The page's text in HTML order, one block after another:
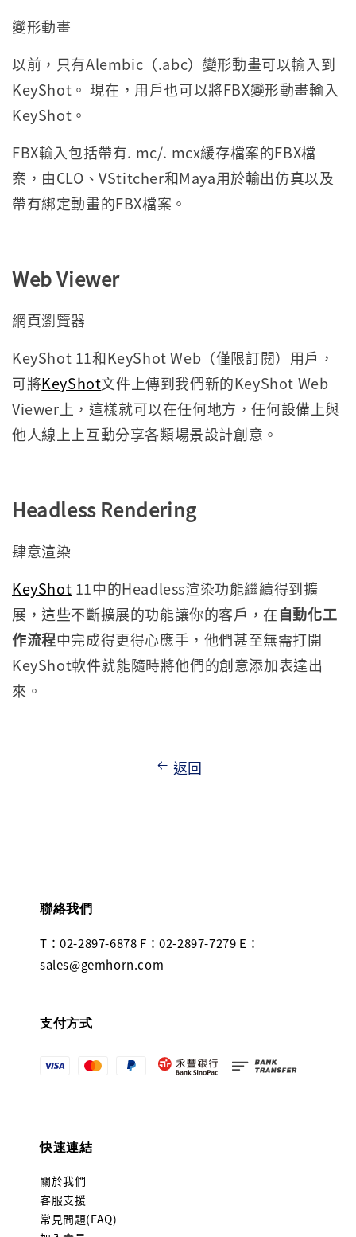
變形動畫
以前，只有Alembic（.abc）變形動畫可以輸入到
KeyShot。 現在，用戶也可以將FBX變形動畫輸入
KeyShot。
FBX輸入包括帶有. mc/. mcx緩存檔案的FBX檔
案，由CLO、VStitcher和Maya用於輸出仿真以及
帶有綁定動畫的FBX檔案。
Web Viewer
網頁瀏覽器
KeyShot 11和KeyShot Web（僅限訂閱）用戶，
可將KeyShot文件上傳到我們新的KeyShot Web
Viewer上，這樣就可以在任何地方，任何設備上與
他人線上上互動分享各類場景設計創意。
Headless Rendering
肆意渲染
KeyShot 11中的Headless渲染功能繼續得到擴
展，這些不斷擴展的功能讓你的客戶，在自動化工
作流程中完成得更得心應手，他們甚至無需打開
KeyShot軟件就能隨時將他們的創意添加表達出
來。
返回
聯絡我們
T：02-2897-6878 F：02-2897-7279 E：
sales@gemhorn.com
支付方式
快速連結
關於我們
客服支援
常見問題(FAQ)